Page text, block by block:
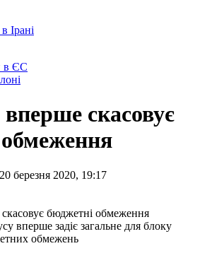
Ірані
в ЄС
скасовує
березня 2020, 19:17
вперше задіє загальне для блоку
обмежень